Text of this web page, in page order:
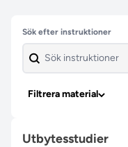
Hoppa över filter
Sök efter instruktioner
Filtrera material
Utbytesstudier